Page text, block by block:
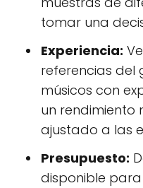
tomar una
Experiencia:
referencias del
músicos con
un rendimiento
ajustado a las
Presupuesto:
disponible para